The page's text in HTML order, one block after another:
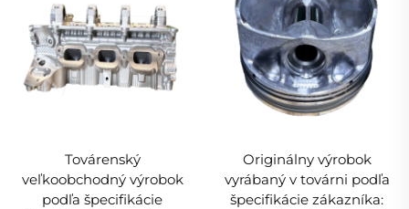
Továrenský
veľkoobchodný výrobok
podľa špecifikácie
Originálny výrobok
vyrábaný v továrni podľa
špecifikácie zákazníka: